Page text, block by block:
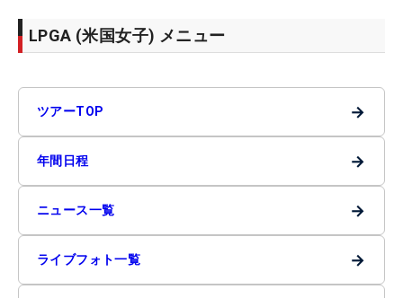
LPGA (米国女子) メニュー
ツアーTOP →
年間日程 →
ニュース一覧 →
ライブフォト一覧 →